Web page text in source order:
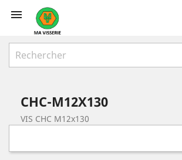

CHC-M12X130
VIS CHC M12x130